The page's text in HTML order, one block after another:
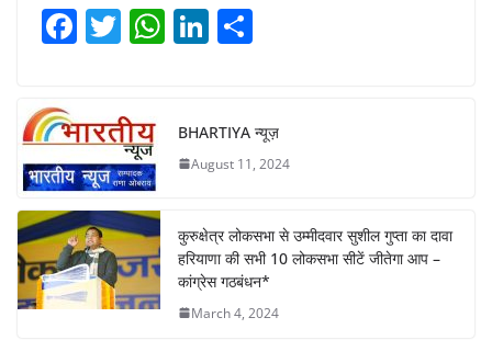
F
e
b
o
o
k
T
er
W
s
A
p
Li
e
dI
e
BHARTIYA न्यूज़
August 11, 2024
कुरुक्षेत्र लोकसभा से उम्मीदवार सुशील गुप्ता का दावा
हरियाणा की सभी 10 लोकसभा सीटें जीतेगा आप –
कांग्रेस गठबंधन*
March 4, 2024